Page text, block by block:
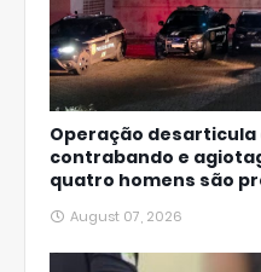
Operação desarticula
contrabando e
quatro homens são
August 07, 2026